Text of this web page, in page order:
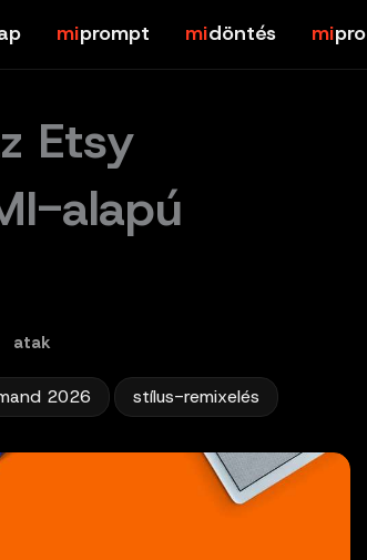
prompt döntés pro
Etsy
alapú
atak
2026 stílus-remixelés